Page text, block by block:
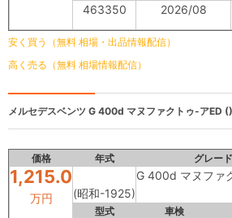
463350 2026/08
安く買う（無料 相場・出品情報配信）
高く売る（無料 相場情報配信）
メルセデスベンツ G 400d マヌファクトゥ-アED ()
価格 年式 グレード
1,215.0
万円 (昭和-1925)
G 400d マヌファ
型式 車検